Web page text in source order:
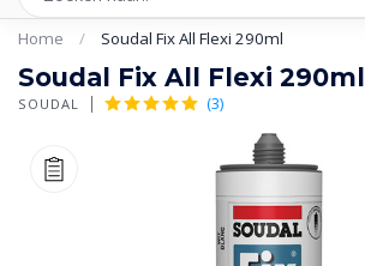
Home / Soudal Fix All Flexi 290ml
Soudal Fix All Flexi 290ml
SOUDAL (3)